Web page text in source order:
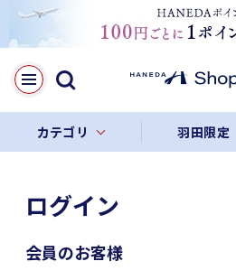
カテゴリ 羽田限定
ログイン
会員のお客様